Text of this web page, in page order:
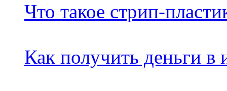
Что такое стрип-
Как получить деньги в